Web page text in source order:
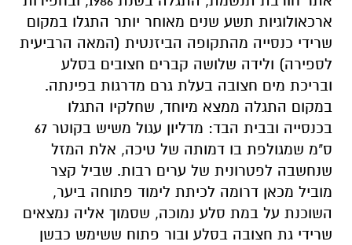
ארכאולוגיות תשע שנים מאוחר יותר התגלו במקום
שרידי כנסייה מהתקופה הביזנטית (המאה הרביעית
לספירה) ולידה שלושה קברים חצובים בסלע
ובריכת מים חצובה בעלת גרם מדרגות בפינתה.
במקום התגלה ממצא מיוחד, שחלקיו התגלו
בכנסייה ובבית הבד: מדליון עגול משיש בקוטר 67
ס"מ שמגולפת בו דמותה של טיכה, אלת המזל
שנחשבה לפטרונית של ערים רבות. שביל קצר
מוביל מכאן דרומה לכיתת לימוד פתוחה ביער,
השוכנת על במת סלע נמוכה, שסמוך אליה נמצאים
שרידי גת חצובה בסלע ובור פתוח ששימש כבשן